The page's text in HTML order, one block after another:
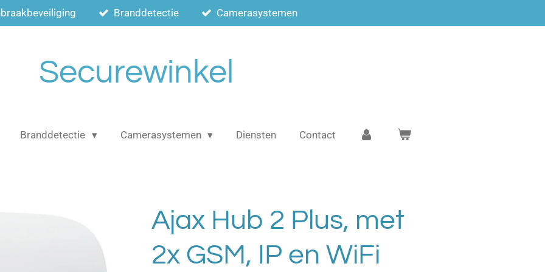
Branddetectie Camerasystemen
Securewinkel
Branddetectie Camerasystemen Diensten Contact
Ajax Hub 2 Plus, met
2x GSM, IP en WiFi